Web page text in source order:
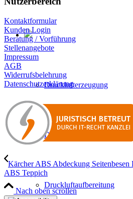
Drucklufterzeugung
Druckluftverteilung
Druckluftaufbereitung
Kontaktformular
Kunden Login
Beratung / Vorführung
Stellenangebote
Impressum
AGB
Widerrufsbelehrung
Datenschutzerklärung
Kärcher ABS Abdeckung
ABS Teppich
Nach oben scrollen